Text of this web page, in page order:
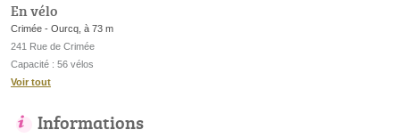
En vélo
Crimée - Ourcq, à 73 m
241 Rue de Crimée
Capacité : 56 vélos
Voir tout
Informations